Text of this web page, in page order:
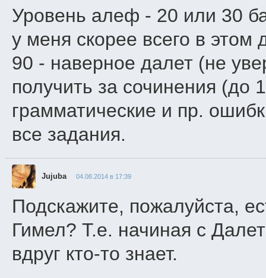
Уровень алеф - 20 или 30
у меня скорее всего в
90 - наверное далет (не
получить за сочинения (до
грамматические и пр.
все задания.
Jujuba 04.08.2014 в 17:39
Подскажите, пожалуйста,
Гимел? Т.е. начиная с
вдруг кто-то знает.